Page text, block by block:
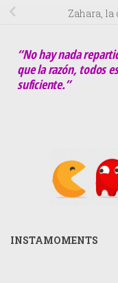
Zahara, la
“No hay nada
que la razón, todos
suficiente.”
INSTAMOMENTS